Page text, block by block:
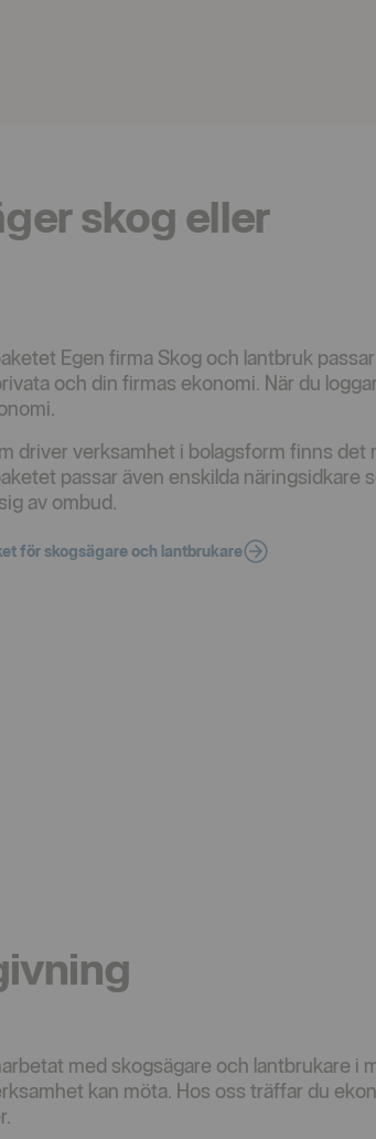
skog eller
Egen firma Skog och lantbruk
och din firmas ekonomi. När du
driver verksamhet i bolagsform finns
passar även enskilda näringsidkare
av ombud.
för skogsägare och lantbrukare
med skogsägare och lantbrukare i
kan möta. Hos oss träffar du